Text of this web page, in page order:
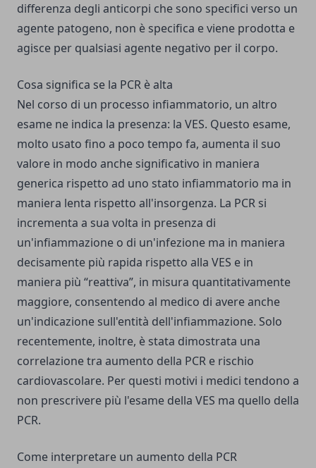
differenza degli anticorpi che sono specifici verso un
agente patogeno, non è specifica e viene prodotta e
agisce per qualsiasi agente negativo per il corpo.
Cosa significa se la PCR è alta
Nel corso di un processo infiammatorio, un altro
esame ne indica la presenza: la VES. Questo esame,
molto usato fino a poco tempo fa, aumenta il suo
valore in modo anche significativo in maniera
generica rispetto ad uno stato infiammatorio ma in
maniera lenta rispetto all'insorgenza. La PCR si
incrementa a sua volta in presenza di
un'infiammazione o di un'infezione ma in maniera
decisamente più rapida rispetto alla VES e in
maniera più “reattiva”, in misura quantitativamente
maggiore, consentendo al medico di avere anche
un'indicazione sull'entità dell'infiammazione. Solo
recentemente, inoltre, è stata dimostrata una
correlazione tra aumento della PCR e rischio
cardiovascolare. Per questi motivi i medici tendono a
non prescrivere più l'esame della VES ma quello della
PCR.
Come interpretare un aumento della PCR